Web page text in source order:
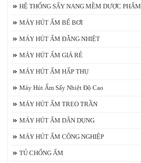
HỆ THỐNG SẤY NANG MỀM DƯỢC PHẨM
MÁY HÚT ẨM BỂ BƠI
MÁY HÚT ẨM ĐẲNG NHIỆT
MÁY HÚT ẨM GIÁ RẺ
MÁY HÚT ẨM HẤP THỤ
Máy Hút Ẩm Sấy Nhiệt Độ Cao
MÁY HÚT ẨM TREO TRẦN
MÁY HÚT ẨM DÂN DỤNG
MÁY HÚT ẨM CÔNG NGHIỆP
TỦ CHỐNG ẨM